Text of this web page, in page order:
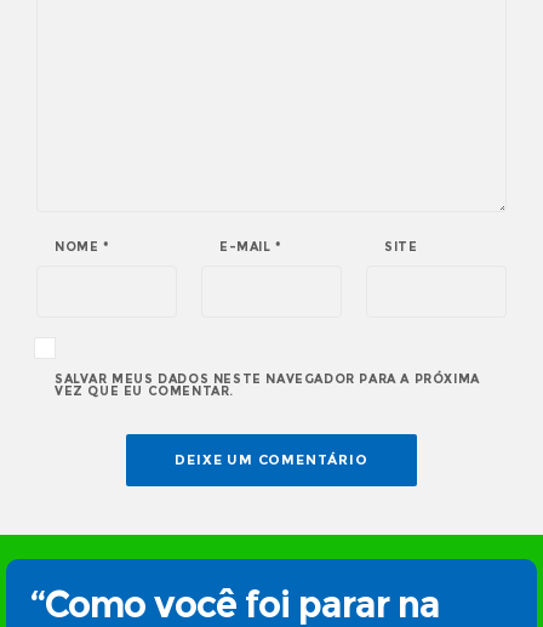
NOME * E-MAIL* SITE
SALVAR MEUS DADOS NESTE NAVEGADOR PARA A PRÓXIMA
VEZ QUE EU COMENTAR.
“Como você foi parar na